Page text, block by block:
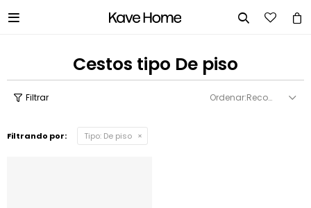
 
Cestos tipo De piso
Recomendados
Filtrando por: Tipo: De piso